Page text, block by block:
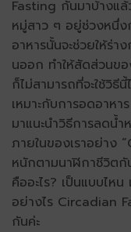
Fasting กันมาบ้างแล้
หมู่สาว ๆ อยู่ช่วงหนึ่
อาหารนั้นจะช่วยให้ร่า
นออก ทำให้สัดส่วนข
ก็ไม่สามารถที่จะใช้วิธี
เหมาะกับการอดอาห
มาแนะนำวิธีการลดน้
ภายในของเราอย่าง
หนักตามนาฬิกาชีวิตกั
คืออะไร? เป็นแบบไห
อย่างไร Circadian
กันค่ะ